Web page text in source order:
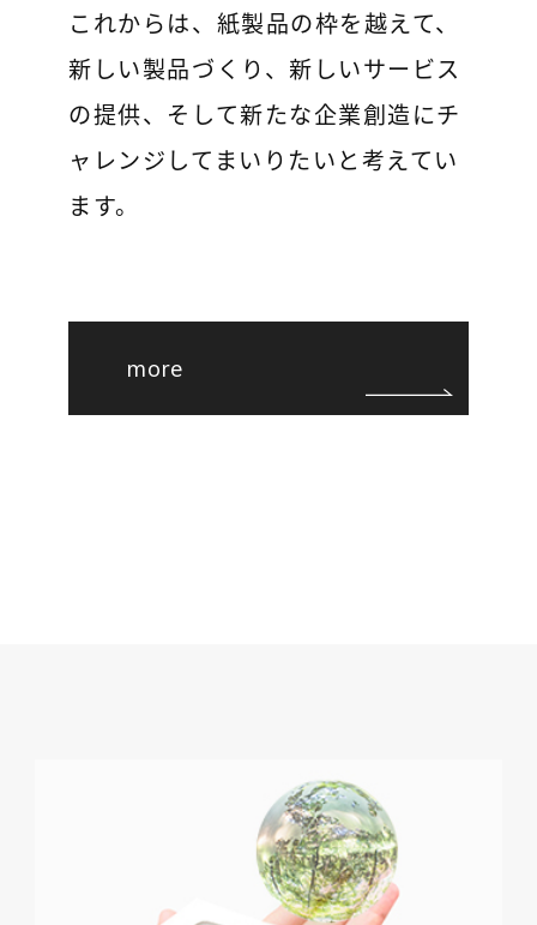
これからは、紙製品の枠を越えて、
新しい製品づくり、新しいサービス
の提供、そして新たな企業創造にチ
ャレンジしてまいりたいと考えてい
ます。
more